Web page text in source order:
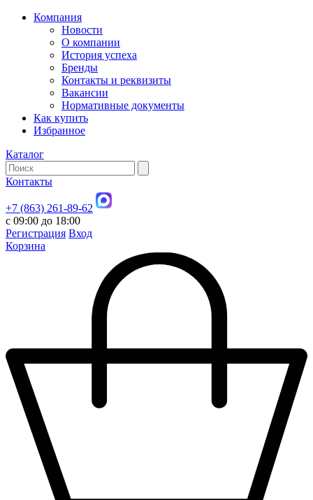
Компания
Новости
О компании
История успеха
Бренды
Контакты и реквизиты
Вакансии
Нормативные документы
Как купить
Избранное
Каталог
Контакты
+7 (863) 261-89-62
с 09:00 до 18:00
Регистрация Вход
Корзина